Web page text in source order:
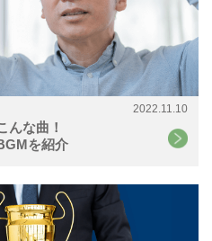
2022.11.10
んな曲！
を紹介